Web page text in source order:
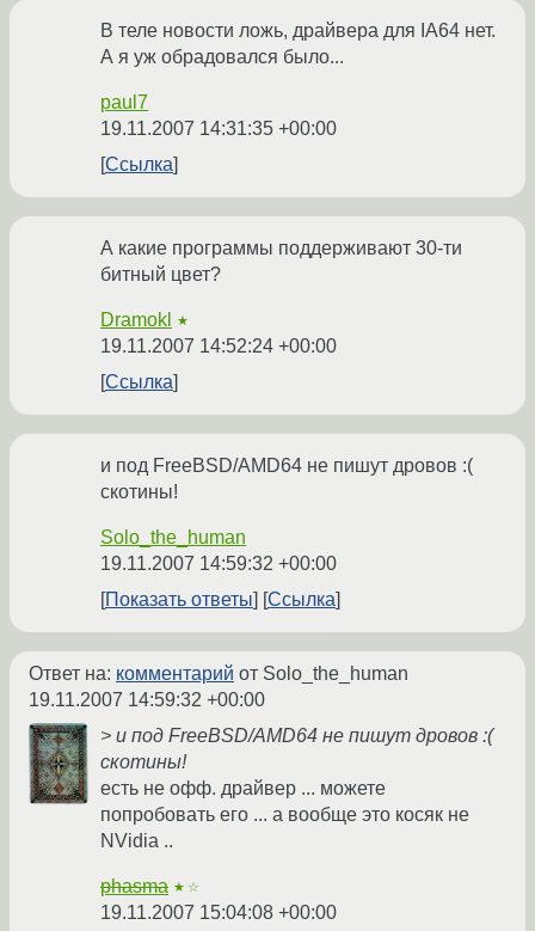
В теле новости ложь, драйвера для IA64 нет.
А я уж обрадовался было...
paul7
19.11.2007 14:31:35 +00:00
Ссылка
А какие программы поддерживают 30-ти
битный цвет?
Dramokl ★
19.11.2007 14:52:24 +00:00
Ссылка
и под FreeBSD/AMD64 не пишут дровов :(
скотины!
Solo_the_human
19.11.2007 14:59:32 +00:00
Показать ответы
Ссылка
Ответ на: комментарий от Solo_the_human
19.11.2007 14:59:32 +00:00
> и под FreeBSD/AMD64 не пишут дровов :(
скотины!
есть не офф. драйвер ... можете
попробовать его ... а вообще это косяк не
NVidia ..
phasma ★☆
19.11.2007 15:04:08 +00:00